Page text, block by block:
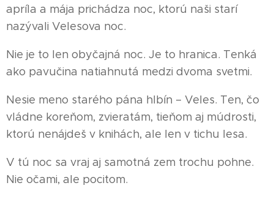
apríla a mája prichádza noc, ktorú naši starí
nazývali Velesova noc.
Nie je to len obyčajná noc. Je to hranica. Tenká
ako pavučina natiahnutá medzi dvoma svetmi.
Nesie meno starého pána hlbín – Veles. Ten, čo
vládne koreňom, zvieratám, tieňom aj múdrosti,
ktorú nenájdeš v knihách, ale len v tichu lesa.
V tú noc sa vraj aj samotná zem trochu pohne.
Nie očami, ale pocitom.